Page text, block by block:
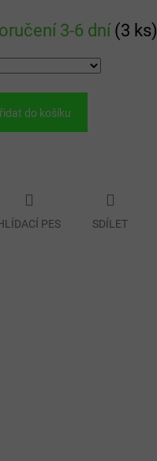
3-6 dní (3 ks)
do košíku
PES SDÍLET